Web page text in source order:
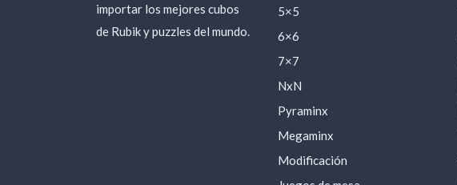
importar los mejores cubos
de Rubik y puzzles del mundo.
5×5
6×6
7×7
NxN
Pyraminx
Megaminx
Modificación